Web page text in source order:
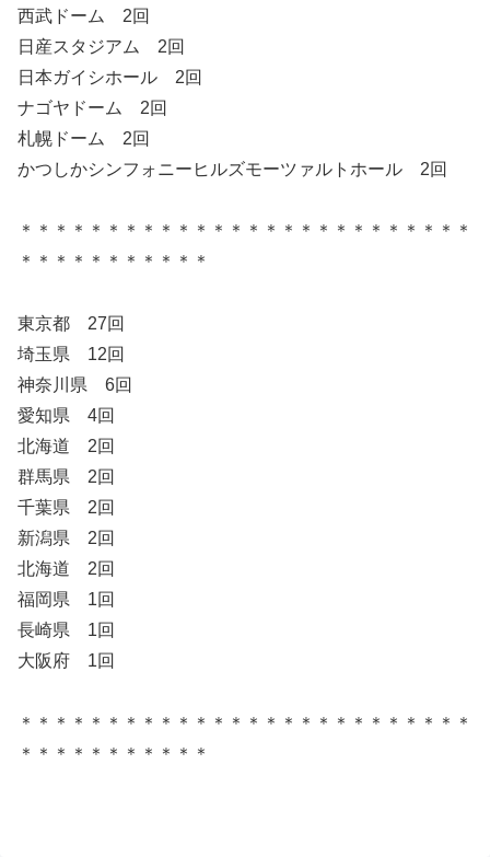
西武ドーム 2回
日産スタジアム 2回
日本ガイシホール 2回
ナゴヤドーム 2回
札幌ドーム 2回
かつしかシンフォニーヒルズモーツァルトホール 2回
＊＊＊＊＊＊＊＊＊＊＊＊＊＊＊＊＊＊＊＊＊＊＊＊＊＊
＊＊＊＊＊＊＊＊＊＊＊
東京都 27回
埼玉県 12回
神奈川県 6回
愛知県 4回
北海道 2回
群馬県 2回
千葉県 2回
新潟県 2回
北海道 2回
福岡県 1回
長崎県 1回
大阪府 1回
＊＊＊＊＊＊＊＊＊＊＊＊＊＊＊＊＊＊＊＊＊＊＊＊＊＊
＊＊＊＊＊＊＊＊＊＊＊